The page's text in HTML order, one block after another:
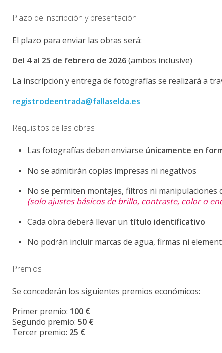
Plazo de inscripción y presentación
El plazo para enviar las obras será:
Del 4 al 25 de febrero de 2026(ambos inclusive)
La inscripción y entrega de fotografías se realizará a
registrodeentrada@fallaselda.es
Requisitos de las obras
Las fotografías deben enviarse únicamente en
No se admitirán copias impresas ni negativos
No se permiten montajes, filtros ni manipulaciones
(solo ajustes básicos de brillo, contraste, color o
Cada obra deberá llevar un título identificativo
No podrán incluir marcas de agua, firmas ni
Premios
Se concederán los siguientes premios económicos:
Primer premio: 100 €
Segundo premio: 50 €
Tercer premio: 25 €